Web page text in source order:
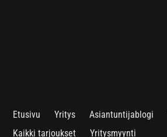
Etusivu Yritys Asiantuntijablogi
Kaikki tarjoukset
Yritysmyynti